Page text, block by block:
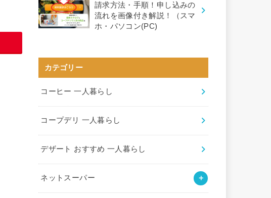
請求方法・手順！申し込みの
流れを画像付き解説！（スマ
ホ・パソコン(PC)
カテゴリー
コーヒー 一人暮らし
コープデリ 一人暮らし
デザート おすすめ 一人暮らし
ネットスーパー